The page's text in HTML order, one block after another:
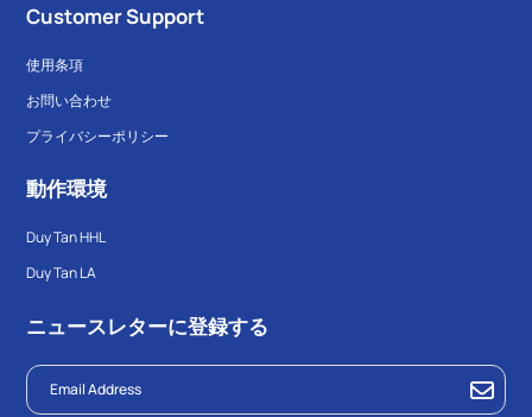
Customer Support
使用条項
お問い合わせ
プライバシーポリシー
動作環境
Duy Tan HHL
Duy Tan LA
ニュースレターに登録する